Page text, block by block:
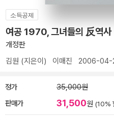
소득공제
여공 1970, 그녀들의 反역사
개정판
김원 (지은이) 이매진 2006-04-
정가 35,000원
판매가 31,500원 (10%